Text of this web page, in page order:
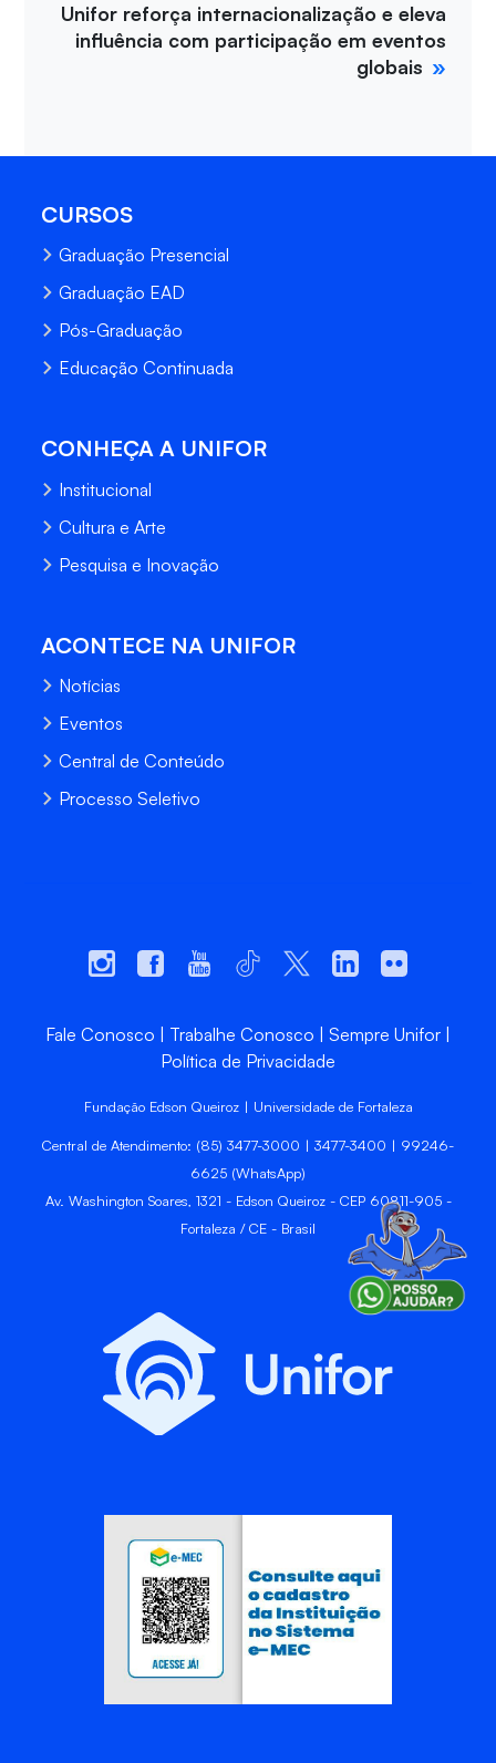
Unifor reforça internacionalização e eleva
influência com participação em eventos
globais
CURSOS
Graduação Presencial
Graduação EAD
Pós-Graduação
Educação Continuada
CONHEÇA A UNIFOR
Institucional
Cultura e Arte
Pesquisa e Inovação
ACONTECE NA UNIFOR
Notícias
Eventos
Central de Conteúdo
Processo Seletivo
Fale Conosco Trabalhe Conosco
Sempre Unifor
Política de Privacidade
Fundação Edson Queiroz | Universidade de Fortaleza
Central de Atendimento: (85) 3477-3000 | 3477-3400 | 99246-
6625 (WhatsApp)
Av. Washington Soares, 1321 - Edson Queiroz - CEP 60811-905 -
Fortaleza / CE - Brasil